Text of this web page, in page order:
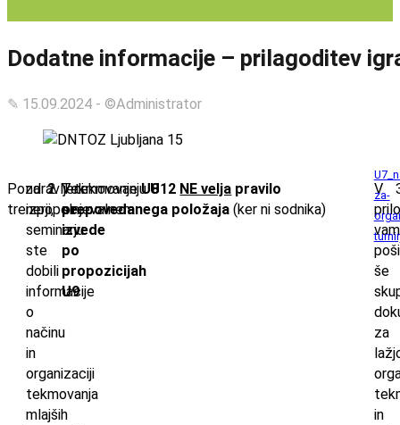
Dodatne informacije – prilagoditev
✎ 15.09.2024 - ©Administrator
Pozdravljeni
trenerji,
na
izpopolnjevalnem
seminarju
ste
dobili
informacije
o
načinu
in
organizaciji
tekmovanja
mlajših
TekmovanjeU8
se
izvede
po
propozicijah
U9
V tekmovanjuU12 NE velja pravilo
prepovedanega položaja(ker ni sodnika)
V
vam
še
za
in
za-